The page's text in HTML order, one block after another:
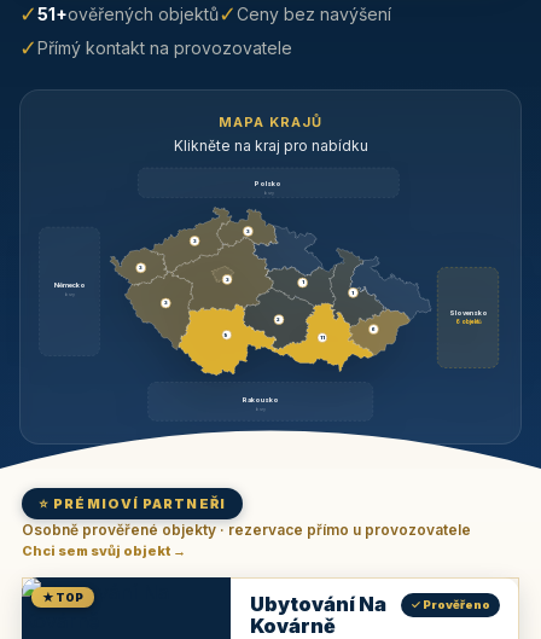
✓51+ověřených objektů✓Ceny bez navýšení
✓Přímý kontakt na provozovatele
MAPA KRAJŮ
Klikněte na kraj pro nabídku
Polsko
brzy
Německo
brzy
Slovensko
6 objektů
Rakousko
brzy
3
9
3
3
3
3
1
2
11
1
6
⭐ PRÉMIOVÍ PARTNEŘI
Osobně prověřené objekty · rezervace přímo u provozovatele
Chci sem svůj objekt →
★ TOP
Ubytování Na
Kovárně
✓ Prověřeno